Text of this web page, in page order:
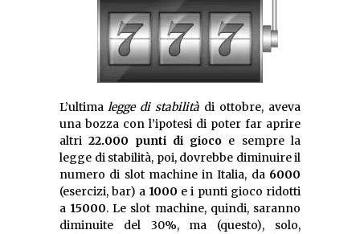
L’ultima legge di stabilità di ottobre, aveva
una bozza con l’ipotesi di poter far aprire
altri 22.000 punti di gioco e sempre la
legge di stabilità, poi, dovrebbe diminuire il
numero di slot machine in Italia, da 6000
(esercizi, bar) a 1000 e i punti gioco ridotti
a 15000. Le slot machine, quindi, saranno
diminuite del 30%, ma (questo), solo,